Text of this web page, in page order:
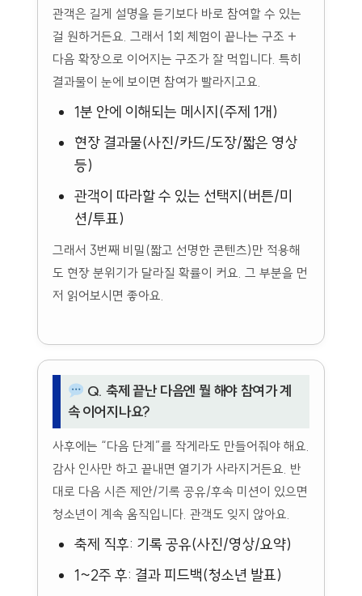
관객은 길게 설명을 듣기보다 바로 참여할 수 있는
걸 원하거든요. 그래서 1회 체험이 끝나는 구조 +
다음 확장으로 이어지는 구조가 잘 먹힙니다. 특히
결과물이 눈에 보이면 참여가 빨라지고요.
1분 안에 이해되는 메시지(주제 1개)
현장 결과물(사진/카드/도장/짧은 영상
등)
관객이 따라할 수 있는 선택지(버튼/미
션/투표)
그래서 3번째 비밀(짧고 선명한 콘텐츠)만 적용해
도 현장 분위기가 달라질 확률이 커요. 그 부분을 먼
저 읽어보시면 좋아요.
Q. 축제 끝난 다음엔 뭘 해야 참여가 계
속 이어지나요?
사후에는 “다음 단계”를 작게라도 만들어줘야 해요.
감사 인사만 하고 끝내면 열기가 사라지거든요. 반
대로 다음 시즌 제안/기록 공유/후속 미션이 있으면
청소년이 계속 움직입니다. 관객도 잊지 않아요.
축제 직후: 기록 공유(사진/영상/요약)
1~2주 후: 결과 피드백(청소년 발표)